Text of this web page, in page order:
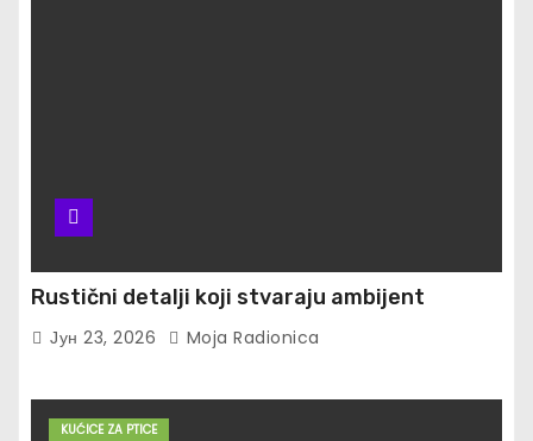
Rustični detalji koji stvaraju ambijent
Јун 23, 2026 Moja Radionica
KUĆICE ZA PTICE